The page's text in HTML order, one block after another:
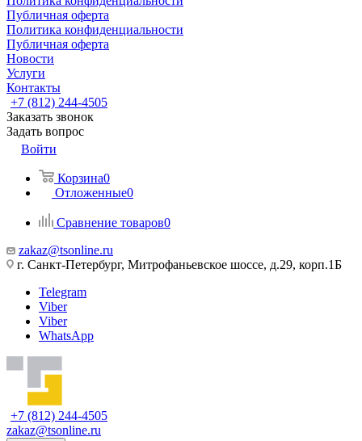
Публичная оферта
Политика конфиденциальности
Публичная оферта
Новости
Услуги
Контакты
+7 (812) 244-4505
Заказать звонок
Задать вопрос
Войти
Корзина0
Отложенные0
Сравнение товаров0
zakaz@tsonline.ru
г. Санкт-Петербург, Митрофаньевское шоссе, д.29, корп.1Б
Telegram
Viber
Viber
WhatsApp
+7 (812) 244-4505
zakaz@tsonline.ru